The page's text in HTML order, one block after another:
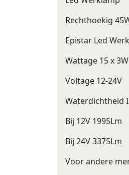
Rechthoekig
Epistar Led
Wattage 15 x
Voltage 12-24V
Waterdichtheid
Bij 12V 1995Lm
Bij 24V 3375Lm
Voor andere